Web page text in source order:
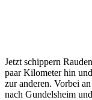
Jetzt schippern
paar Kilometer hin
zur anderen. Vorbei
nach Gundelsheim